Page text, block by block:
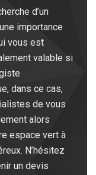
d’un
importance
vous est
valable si
dans ce cas,
de vous
alors
espace vert à
N’hésitez
un devis